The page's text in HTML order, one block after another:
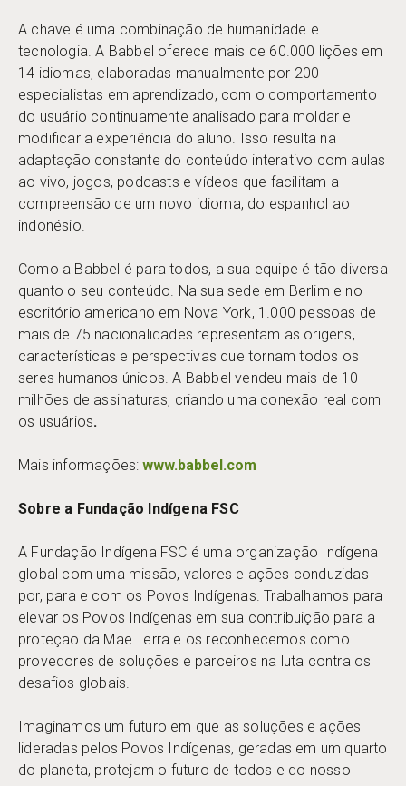
A chave é uma combinação de humanidade e
tecnologia. A Babbel oferece mais de 60.000 lições em
14 idiomas, elaboradas manualmente por 200
especialistas em aprendizado, com o comportamento
do usuário continuamente analisado para moldar e
modificar a experiência do aluno. Isso resulta na
adaptação constante do conteúdo interativo com aulas
ao vivo, jogos, podcasts e vídeos que facilitam a
compreensão de um novo idioma, do espanhol ao
indonésio.
Como a Babbel é para todos, a sua equipe é tão diversa
quanto o seu conteúdo. Na sua sede em Berlim e no
escritório americano em Nova York, 1.000 pessoas de
mais de 75 nacionalidades representam as origens,
características e perspectivas que tornam todos os
seres humanos únicos. A Babbel vendeu mais de 10
milhões de assinaturas, criando uma conexão real com
os usuários.
Mais informações: www.babbel.com
Sobre a Fundação Indígena FSC
A Fundação Indígena FSC é uma organização Indígena
global com uma missão, valores e ações conduzidas
por, para e com os Povos Indígenas. Trabalhamos para
elevar os Povos Indígenas em sua contribuição para a
proteção da Mãe Terra e os reconhecemos como
provedores de soluções e parceiros na luta contra os
desafios globais.
Imaginamos um futuro em que as soluções e ações
lideradas pelos Povos Indígenas, geradas em um quarto
do planeta, protejam o futuro de todos e do nosso